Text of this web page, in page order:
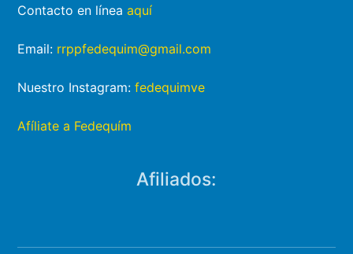
Contacto en líneaaquí
Email: rrppfedequim@gmail.com
Nuestro Instagram:fedequimve
Afíliate a Fedequím
Afiliados: